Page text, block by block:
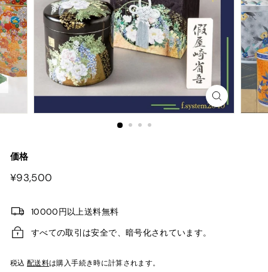
価格
¥93,500
10000円以上送料無料
すべての取引は安全で、暗号化されています。
税込配送料は購入手続き時に計算されます。